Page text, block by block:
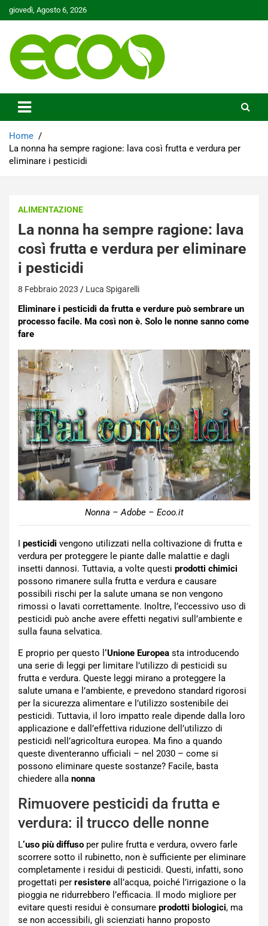
Skip
to
giovedì, Agosto 6, 2026
Ecoo.it
Home
La nonna ha sempre ragione: lava così frutta e verdura per
eliminare i pesticidi
ALIMENTAZIONE
La nonna ha sempre ragione: lava
così frutta e verdura per eliminare
i pesticidi
8 Febbraio 2023 Luca Spigarelli
Eliminare i pesticidi da frutta e verdure può sembrare un
processo facile. Ma così non è. Solo le nonne sanno come
fare
Nonna – Adobe – Ecoo.it
I pesticidi vengono utilizzati nella coltivazione di frutta e
verdura per proteggere le piante dalle malattie e dagli
insetti dannosi. Tuttavia, a volte questi prodotti chimici
possono rimanere sulla frutta e verdura e causare
possibili rischi per la salute umana se non vengono
rimossi o lavati correttamente. Inoltre, l’eccessivo uso di
pesticidi può anche avere effetti negativi sull’ambiente e
sulla fauna selvatica.
E proprio per questo l ‘Unione Europea sta introducendo
una serie di leggi per limitare l’utilizzo di pesticidi su
frutta e verdura. Queste leggi mirano a proteggere la
salute umana e l’ambiente, e prevedono standard rigorosi
per la sicurezza alimentare e l’utilizzo sostenibile dei
pesticidi. Tuttavia, il loro impatto reale dipende dalla loro
applicazione e dall’effettiva riduzione dell’utilizzo di
pesticidi nell’agricoltura europea. Ma fino a quando
queste diventeranno ufficiali – nel 2030 – come si
possono eliminare queste sostanze? Facile, basta
chiedere alla nonna
Rimuovere pesticidi da frutta e
verdura: il trucco delle nonne
L‘uso più diffuso per pulire frutta e verdura, ovvero farle
scorrere sotto il rubinetto, non è sufficiente per eliminare
completamente i residui di pesticidi. Questi, infatti, sono
progettati per resistere all’acqua, poiché l’irrigazione o la
pioggia ne ridurrebbero l’efficacia. Il modo migliore per
evitare questi residui è consumare prodotti biologici, ma
se non accessibili, gli scienziati hanno proposto